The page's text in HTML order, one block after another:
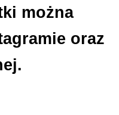
można
oraz